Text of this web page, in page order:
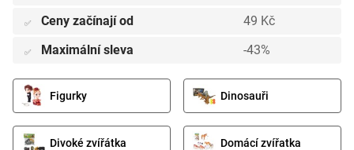
✅ Ceny začínají od 49 Kč
✅ Maximální sleva -43%
Figurky Dinosauři
Divoké zvířátka Domácí zvířatka